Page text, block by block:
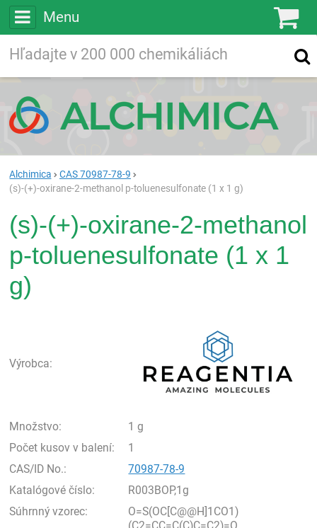
Menu
Vyhľadávanie
Alchimica
CAS 70987-78-9
(s)-(+)-oxirane-2-methanol p-toluenesulfonate (1 x 1 g)
(s)-(+)-oxirane-2-methanol
p-toluenesulfonate (1 x 1
g)
Výrobca:
Množstvo:
1 g
Počet kusov v balení:
1
CAS/ID No.:
70987-78-9
Katalógové číslo:
R003BOP,1g
Súhrnný vzorec:
O=S(OC[C@@H]1CO1)